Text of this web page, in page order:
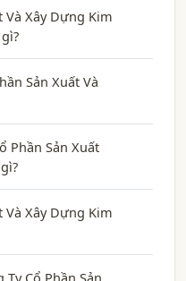
Và Xây Dựng Kim
Sản Xuất Và
Phần Sản Xuất
Và Xây Dựng Kim
Cổ Phần Sản